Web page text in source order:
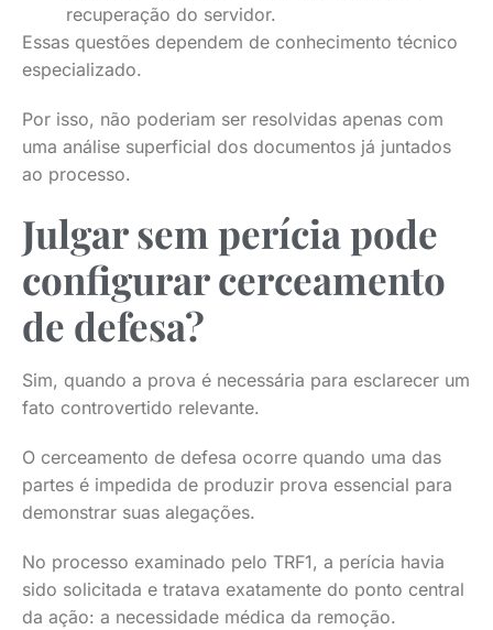
recuperação do servidor.
Essas questões dependem de conhecimento técnico
especializado.
Por isso, não poderiam ser resolvidas apenas com
uma análise superficial dos documentos já juntados
ao processo.
Julgar sem perícia pode
configurar cerceamento
de defesa?
Sim, quando a prova é necessária para esclarecer um
fato controvertido relevante.
O cerceamento de defesa ocorre quando uma das
partes é impedida de produzir prova essencial para
demonstrar suas alegações.
No processo examinado pelo TRF1, a perícia havia
sido solicitada e tratava exatamente do ponto central
da ação: a necessidade médica da remoção.